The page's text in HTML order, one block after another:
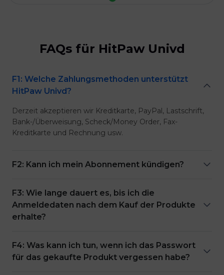
FAQs für HitPaw Univd
F1: Welche Zahlungsmethoden unterstützt
HitPaw Univd?
Derzeit akzeptieren wir Kreditkarte, PayPal, Lastschrift,
Bank-/Überweisung, Scheck/Money Order, Fax-
Kreditkarte und Rechnung usw.
F2: Kann ich mein Abonnement kündigen?
F3: Wie lange dauert es, bis ich die
Anmeldedaten nach dem Kauf der Produkte
erhalte?
F4: Was kann ich tun, wenn ich das Passwort
für das gekaufte Produkt vergessen habe?